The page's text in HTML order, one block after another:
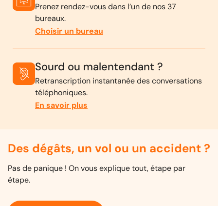
Prenez rendez-vous dans l’un de nos 37
bureaux.
Choisir un bureau
Sourd ou malentendant ?
Retranscription instantanée des conversations
téléphoniques.
En savoir plus
Des dégâts, un vol ou un accident ?
Pas de panique ! On vous explique tout, étape par
étape.